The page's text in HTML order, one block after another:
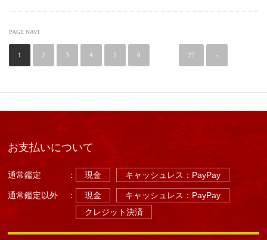
気）
恵
比
PAGE NAVI
1 2 3 4 5 6 27 »
お支払いについて
通常鑑定 ： 現金 キャッシュレス：PayPay
通常鑑定以外 ： 現金
キャッシュレス：PayPay
クレジット決済